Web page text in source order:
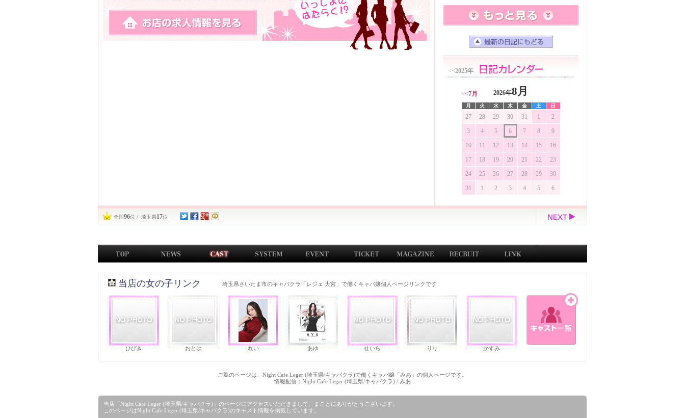
<<2025年
2026年8月
<<7月
月 火 水 木 金 土 日
27 28 29 30 31 1
2
3
4 5 6 7 8
9
10
11 12 13 14 15
16
17
18 19 20 21 22
23
24
25 26 27 28 29
30
31
1 2 3 4 5 6
全国96位 / 埼玉県17位
当店の女の子リンク 埼玉県さいたま市のキャバクラ「レジェ 大宮」で働くキャバ嬢個人ページリンクです
ひびき おとは れい あゆ せいら りり かすみ
ご覧のページは、Night Cafe Leger (埼玉県/キャバクラ)で働くキャバ嬢「みあ」の個人ページです。
情報配信：Night Cafe Leger (埼玉県/キャバクラ) / みあ
当店「Night Cafe Leger (埼玉県/キャバクラ)」のページにアクセスいただきまして、まことにありがとうございます。
このページはNight Cafe Leger (埼玉県/キャバクラ)のキャスト情報を掲載しています。